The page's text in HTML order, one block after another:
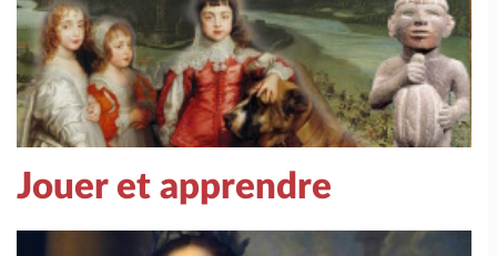
Jouer et apprendre